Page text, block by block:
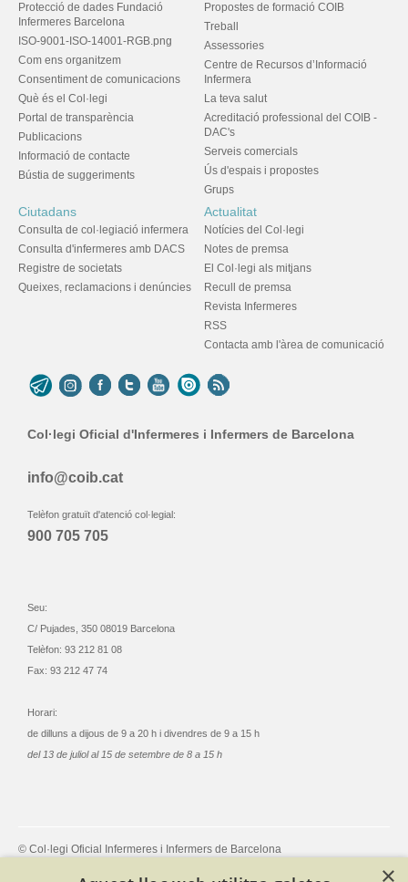
Protecció de dades Fundació
Infermeres Barcelona
ISO-9001-ISO-14001-RGB.png
Com ens organitzem
Consentiment de comunicacions
Què és el Col·legi
Portal de transparència
Publicacions
Informació de contacte
Bústia de suggeriments
Propostes de formació COIB
Treball
Assessories
Centre de Recursos d’Informació
Infermera
La teva salut
Acreditació professional del COIB -
DAC's
Serveis comercials
Ús d'espais i propostes
Grups
Ciutadans
Consulta de col·legiació infermera
Consulta d'infermeres amb DACS
Registre de societats
Queixes, reclamacions i denúncies
Actualitat
Notícies del Col·legi
Notes de premsa
El Col·legi als mitjans
Recull de premsa
Revista Infermeres
RSS
Contacta amb l'àrea de comunicació
Col·legi Oficial d'Infermeres i Infermers de Barcelona
info@coib.cat
Telèfon gratuït d'atenció col·legial:
900 705 705
Seu:
C/ Pujades, 350 08019 Barcelona
Telèfon: 93 212 81 08
Fax: 93 212 47 74
Horari:
de dilluns a dijous de 9 a 20 h i divendres de 9 a 15 h
del 13 de juliol al 15 de setembre de 8 a 15 h
© Col·legi Oficial Infermeres i Infermers de Barcelona
×